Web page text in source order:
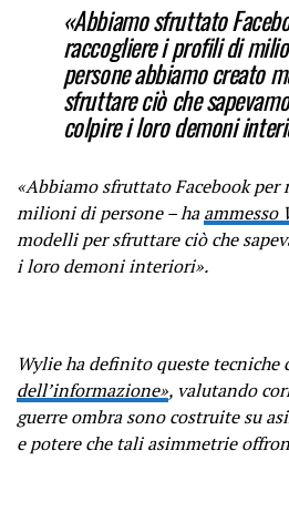
«Abbiamo sfruttato
raccogliere i profili di
personeabbiamo creato
sfruttare ciò che
colpire i loro demoni
«Abbiamo sfruttato Facebook
milioni di persone – haammesso
modelli per sfruttare ciò che
i loro demoni interiori».
Wylie ha definito queste tecniche
dell’informazione», valutando
guerre ombra sono costruite su
e potere che tali asimmetrie